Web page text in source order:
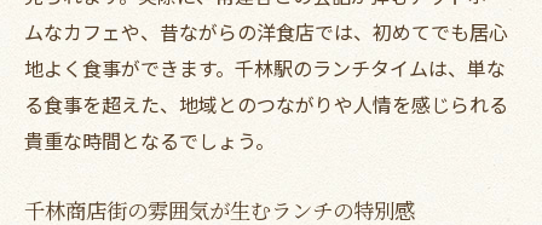
ムなカフェや、昔ながらの洋食店では、初めてでも居心
地よく食事ができます。千林駅のランチタイムは、単な
る食事を超えた、地域とのつながりや人情を感じられる
貴重な時間となるでしょう。
千林商店街の雰囲気が生むランチの特別感